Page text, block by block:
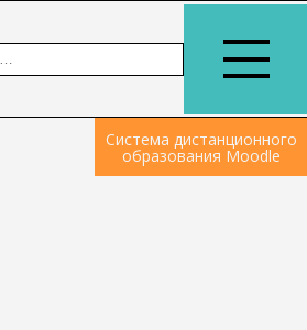
Система дистанционного
образования Moodle